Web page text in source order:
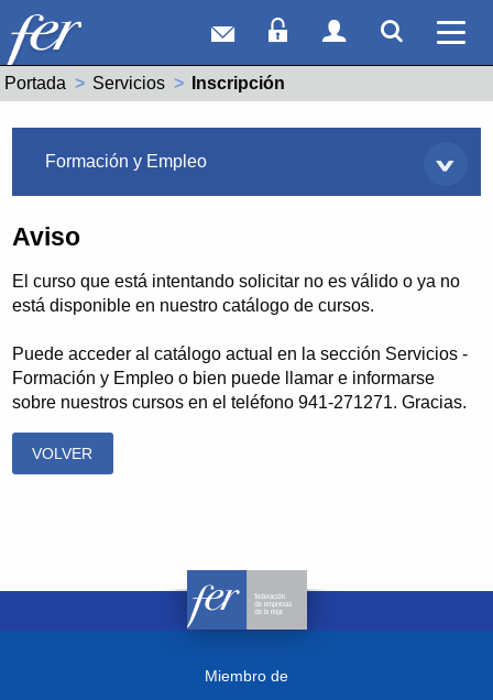
Correo webAcceso Socios
Acceso
Portada Servicios Actual:
Inscripción
Formación y Empleo
Aviso
El curso que está intentando solicitar no es válido o ya no
está disponible en nuestro catálogo de cursos.
Puede acceder al catálogo actual en la sección Servicios -
Formación y Empleo o bien puede llamar e informarse
sobre nuestros cursos en el teléfono 941-271271. Gracias.
VOLVER
Miembro de